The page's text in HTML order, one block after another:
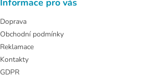
Doprava
Obchodní podmínky
Reklamace
Kontakty
GDPR